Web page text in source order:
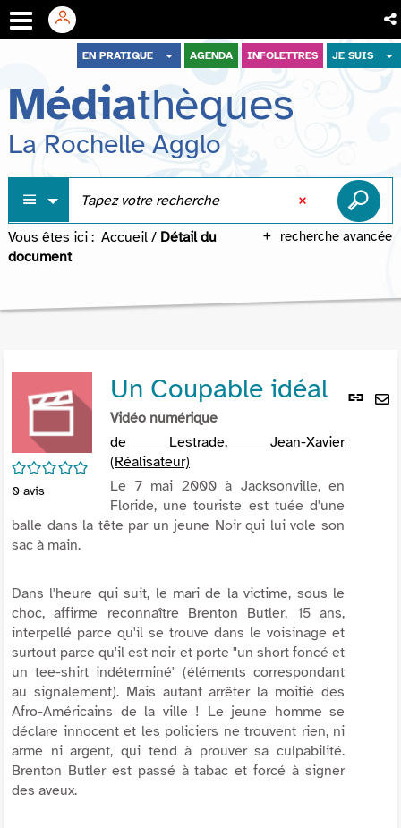
menu
contenu
recherche
EN PRATIQUE AGENDA INFOLETTRES JE SUIS
Médiathèques
La Rochelle Agglo
recherche avancée
Vous êtes ici : Accueil / Détail du
document
Lien
/5
0 avis
Un Coupable idéal
Vidéo numérique
de Lestrade, Jean-Xavier
(Réalisateur)
Le 7 mai 2000 à Jacksonville, en
Floride, une touriste est tuée d'une
balle dans la tête par un jeune Noir qui lui vole son
sac à main.
Dans l'heure qui suit, le mari de la victime, sous le
choc, affirme reconnaître Brenton Butler, 15 ans,
interpellé parce qu'il se trouve dans le voisinage et
surtout parce qu'il est noir et porte "un short foncé et
un tee-shirt indéterminé" (éléments correspondant
au signalement). Mais autant arrêter la moitié des
Afro-Américains de la ville ! Le jeune homme se
déclare innocent et les policiers ne trouvent rien, ni
arme ni argent, qui tend à prouver sa culpabilité.
Brenton Butler est passé à tabac et forcé à signer
des aveux.